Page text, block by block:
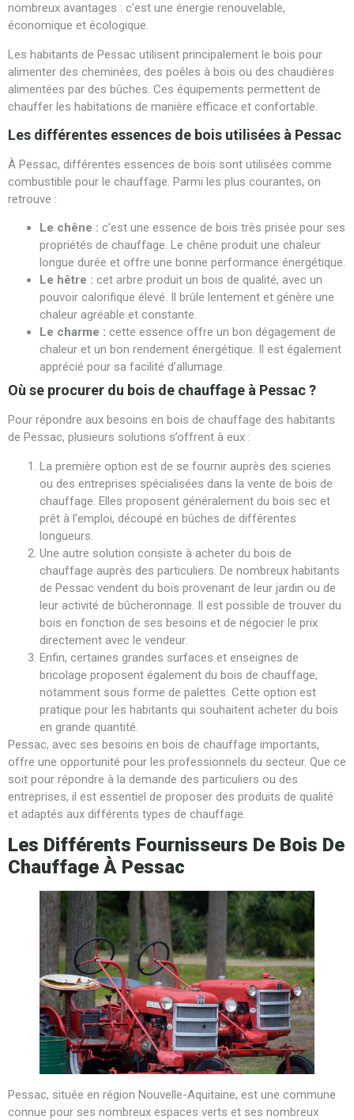
nombreux avantages : c’est une énergie renouvelable,
économique et écologique.
Les habitants de Pessac utilisent principalement le bois pour
alimenter des cheminées, des poêles à bois ou des chaudières
alimentées par des bûches. Ces équipements permettent de
chauffer les habitations de manière efficace et confortable.
Les différentes essences de bois utilisées à Pessac
À Pessac, différentes essences de bois sont utilisées comme
combustible pour le chauffage. Parmi les plus courantes, on
retrouve :
Le chêne : c’est une essence de bois très prisée pour ses
propriétés de chauffage. Le chêne produit une chaleur
longue durée et offre une bonne performance énergétique.
Le hêtre : cet arbre produit un bois de qualité, avec un
pouvoir calorifique élevé. Il brûle lentement et génère une
chaleur agréable et constante.
Le charme : cette essence offre un bon dégagement de
chaleur et un bon rendement énergétique. Il est également
apprécié pour sa facilité d’allumage.
Où se procurer du bois de chauffage à Pessac ?
Pour répondre aux besoins en bois de chauffage des habitants
de Pessac, plusieurs solutions s’offrent à eux :
La première option est de se fournir auprès des scieries
ou des entreprises spécialisées dans la vente de bois de
chauffage. Elles proposent généralement du bois sec et
prêt à l’emploi, découpé en bûches de différentes
longueurs.
Une autre solution consiste à acheter du bois de
chauffage auprès des particuliers. De nombreux habitants
de Pessac vendent du bois provenant de leur jardin ou de
leur activité de bûcheronnage. Il est possible de trouver du
bois en fonction de ses besoins et de négocier le prix
directement avec le vendeur.
Enfin, certaines grandes surfaces et enseignes de
bricolage proposent également du bois de chauffage,
notamment sous forme de palettes. Cette option est
pratique pour les habitants qui souhaitent acheter du bois
en grande quantité.
Pessac, avec ses besoins en bois de chauffage importants,
offre une opportunité pour les professionnels du secteur. Que ce
soit pour répondre à la demande des particuliers ou des
entreprises, il est essentiel de proposer des produits de qualité
et adaptés aux différents types de chauffage.
Les Différents Fournisseurs De Bois De
Chauffage À Pessac
Pessac, située en région Nouvelle-Aquitaine, est une commune
connue pour ses nombreux espaces verts et ses nombreux